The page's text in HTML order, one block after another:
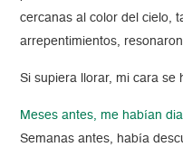
cercanas al color del cielo,
arrepentimientos,
Si supiera llorar, mi cara se
Meses antes, me habían
Semanas antes, había